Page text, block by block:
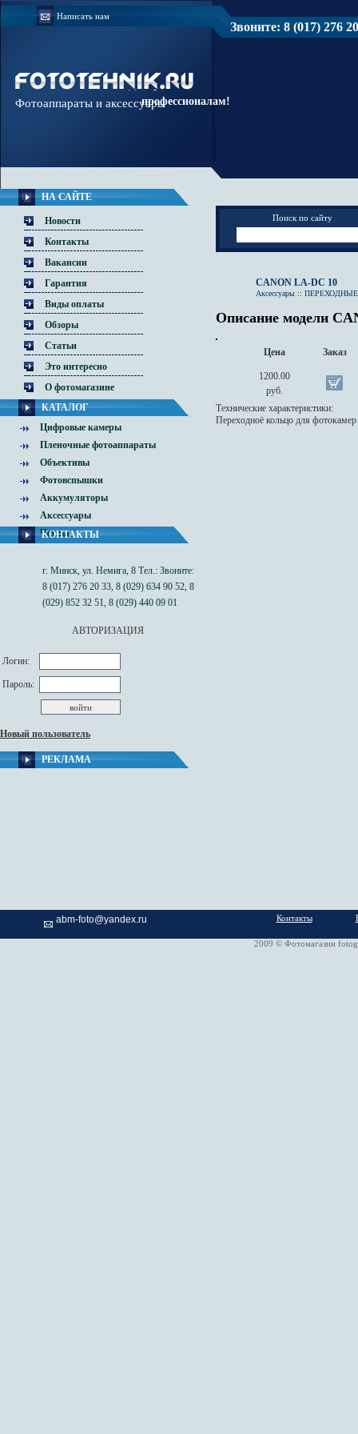
Написать нам
Звоните: 8 (017) 276
Доверяйте
профессионалам!
Фотоаппараты и аксессуары
НА САЙТЕ
Новости
Контакты
Вакансии
Гарантия
Виды оплаты
Обзоры
Статьи
Это интересно
О фотомагазине
КАТАЛОГ
Цифровые камеры
Пленочные фотоаппараты
Объективы
Фотовспышки
Аккумуляторы
Аксессуары
Чехлы
КОНТАКТЫ
г. Минск, ул. Немига, 8 Тел.: Звоните:
8 (017) 276 20 33, 8 (029) 634 90 52, 8
(029) 852 32 51, 8 (029) 440 09 01
АВТОРИЗАЦИЯ
Логин:
Пароль:
Новый пользователь
РЕКЛАМА
Поиск по сайту
CANON LA-DC 10
Аксессуары ::
Описание модели
Цена Заказ
1200.00
руб.
Технические характеристики:
Переходноё кольцо для
abm-foto@yandex.ru Контакты
2009 © Фотомагазин